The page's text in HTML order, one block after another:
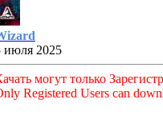
июля 2025
могут только
Registered Users can